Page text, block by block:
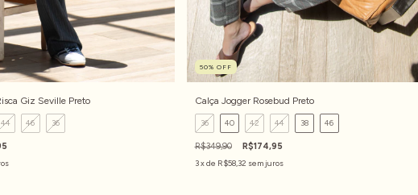
Giz Seville Preto
44 46 36
50% OFF
Calça Jogger Rosebud Preto
36 40 42 44 38 46
R$349,90
R$174,95
3x de R$58,32 sem juros